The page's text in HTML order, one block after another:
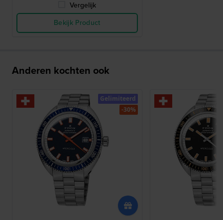
Vergelijk
Bekijk Product
Anderen kochten ook
Gelimiteerd
-30%